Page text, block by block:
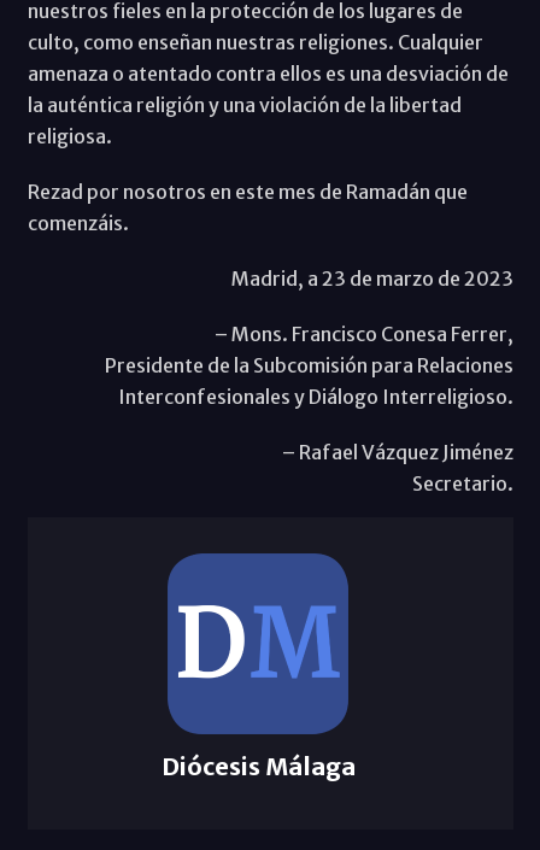
nuestros fieles en la protección de los lugares de
culto, como enseñan nuestras religiones. Cualquier
amenaza o atentado contra ellos es una desviación de
la auténtica religión y una violación de la libertad
religiosa.
Rezad por nosotros en este mes de Ramadán que
comenzáis.
Madrid, a 23 de marzo de 2023
– Mons. Francisco Conesa Ferrer,
Presidente de la Subcomisión para Relaciones
Interconfesionales y Diálogo Interreligioso.
– Rafael Vázquez Jiménez
Secretario.
Diócesis Málaga